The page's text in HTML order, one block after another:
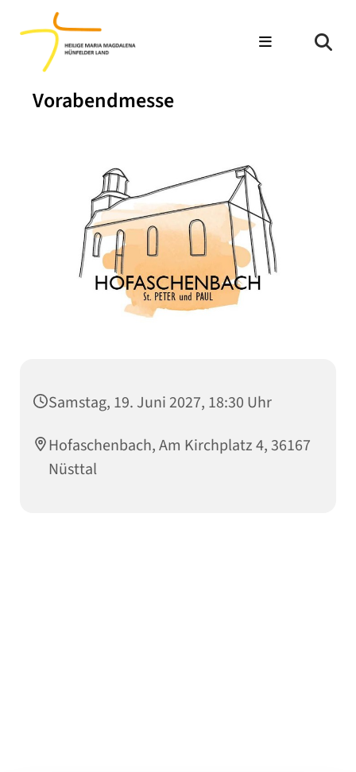
Vorabendmesse
Samstag, 19. Juni 2027, 18:30 Uhr
Hofaschenbach, Am Kirchplatz 4, 36167
Nüsttal